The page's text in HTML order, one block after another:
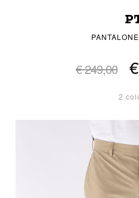
€ 249,00
2